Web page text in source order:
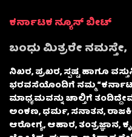
ಕರ್ನಾಟಕ ನ್ಯೂಸ್ ಬೀಟ್
ಬಂಧು ಮಿತ್ರರೇ ನಮಸ್ತೇ,
ನಿಖರ, ಪ್ರಖರ, ಸ್ಪಷ್ಟ ಹಾಗೂ
ಭರವಸೆಯೊಂದಿಗೆ ನಮ್ಮ
ಮಾಧ್ಯಮವನ್ನು ಚಾಲ್ತಿಗೆ ತಂದಿದ್ದೇವೆ.
ಅಂಕಣ, ಧರ್ಮ, ಸನಾತನ,
ಆರೋಗ್ಯ, ಆಹಾರ, ತಂತ್ರಜ್ಞಾನ,